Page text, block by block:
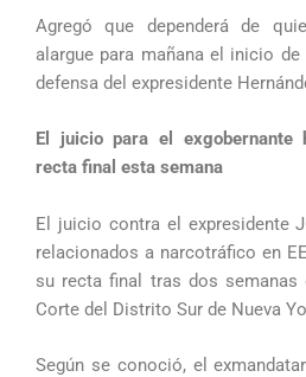
Agregó que dependerá de
alargue para mañana el inicio
defensa del expresidente
El juicio para el exgobernante
recta final esta semana
El juicio contra el expresidente
relacionados a narcotráfico en
su recta final tras dos semanas
Corte del Distrito Sur de Nueva
Según se conoció, el